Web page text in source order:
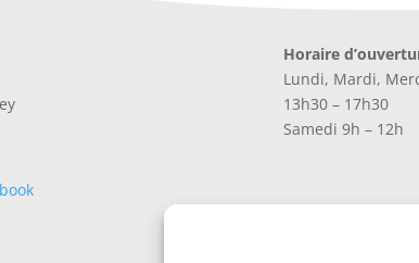
Horaire
Lundi, Mardi,
13h30 – 17h30
Samedi 9h – 12h